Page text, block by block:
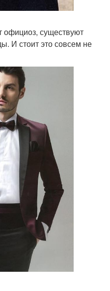
официоз, существуют
И стоит это совсем не